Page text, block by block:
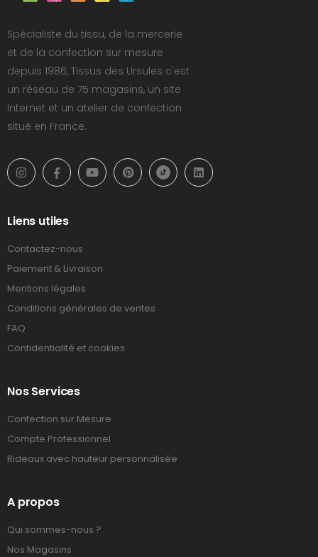
Spécialiste du tissu, de la mercerie
et de la confection sur mesure
depuis 1986, Tissus des Ursules c'est
un réseau de 75 magasins, un site
Internet et un atelier de confection
situé en France.
Liens utiles
Contactez-nous
Paiement & Livraison
Mentions légales
Conditions générales de ventes
FAQ
Confidentialité et cookies
Nos Services
Confection sur Mesure
Compte Professionnel
Rideaux avec hauteur personnalisée
A propos
Qui sommes-nous ?
Nos Magasins